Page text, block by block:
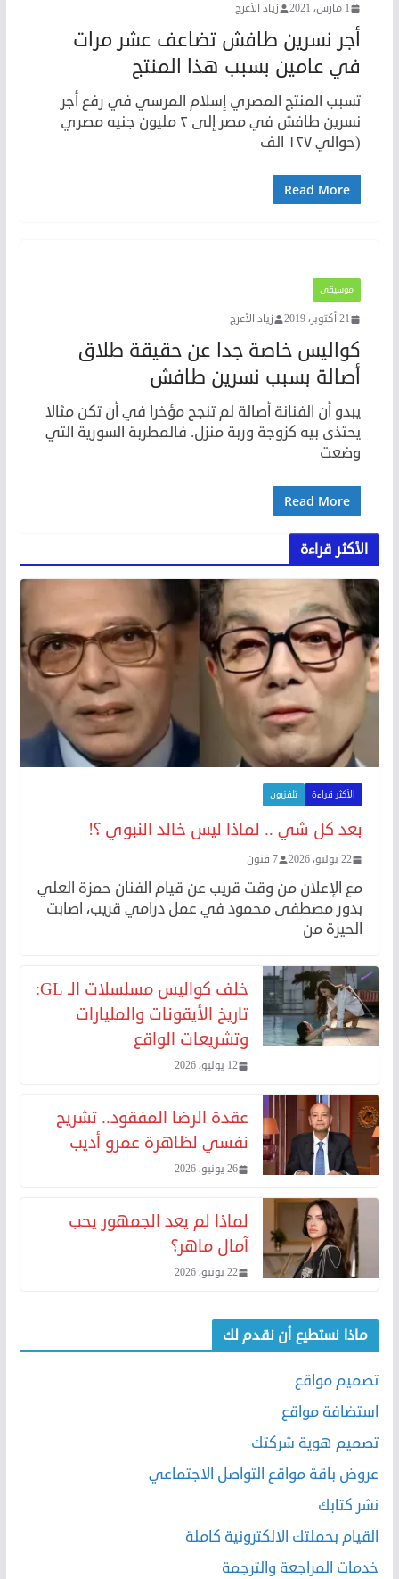
1 مارس، 2021 زياد الأعرج
أجر نسرين طافش تضاعف عشر مرات
في عامين بسبب هذا المنتج
تسبب المنتج المصري إسلام المرسي في رفع أجر
نسرين طافش في مصر إلى ٢ مليون جنيه مصري
(حوالي ١٢٧ الف
Read More
موسيقى
21 أكتوبر، 2019 زياد الأعرج
كواليس خاصة جدا عن حقيقة طلاق
أصالة بسبب نسرين طافش
يبدو أن الفنانة أصالة لم تنجح مؤخرا في أن تكن مثالا
يحتذى بيه كزوجة وربة منزل. فالمطربة السورية التي
وضعت
Read More
الأكثر قراءة
الأكثر قراءة تلفزيون
بعد كل شي .. لماذا ليس خالد النبوي ؟!
22 يوليو، 2026 7 فنون
مع الإعلان من وقت قريب عن قيام الفنان حمزة العلي
بدور مصطفى محمود في عمل درامي قريب، اصابت
الحيرة من
خلف كواليس مسلسلات الـ GL:
تاريخ الأيقونات والمليارات
وتشريعات الواقع
12 يوليو، 2026
عقدة الرضا المفقود.. تشريح
نفسي لظاهرة عمرو أديب
26 يونيو، 2026
لماذا لم يعد الجمهور يحب
آمال ماهر؟
22 يونيو، 2026
ماذا نستطيع أن نقدم لك
تصميم مواقع
استضافة مواقع
تصميم هوية شركتك
عروض باقة مواقع التواصل الاجتماعي
نشر كتابك
القيام بحملتك الالكترونية كاملة
خدمات المراجعة والترجمة